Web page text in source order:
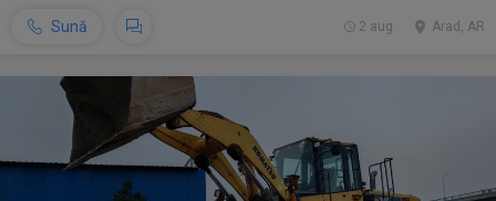
Sună Arad, AR
2 aug.